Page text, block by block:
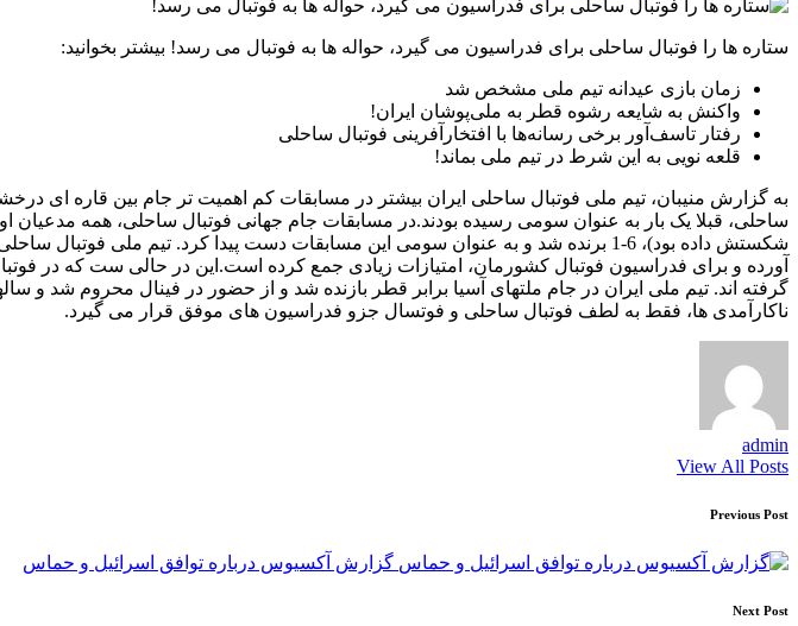
ستاره ها را فوتبال ساحلی برای فدراسیون می گیرد، حواله ها به فوتبال می رسد! بیشتر بخوانید:
زمان بازی عیدانه تیم ملی مشخص شد
واکنش به شایعه رشوه قطر به ملی‌پوشان ایران!
رفتار تاسف‌آور برخی رسانه‌ها با افتخارآفرینی فوتبال ساحلی
قلعه نویی به این شرط در تیم ملی بماند!
ساحلی، قبلا یک بار به عنوان سومی رسیده بودند.در مسابقات جام جهانی فوتبال ساحلی، همه مدعیان
گرفته اند. تیم ملی ایران در جام ملتهای آسیا برابر قطر بازنده شد و از حضور در فینال محروم شد و
ناکارآمدی ها، فقط به لطف فوتبال ساحلی و فوتسال جزو فدراسیون های موفق قرار می گیرد.
admin
View All Posts
Post
navigation
Previous Post
گزارش آکسیوس درباره توافق اسرائیل و حماس
Next Post